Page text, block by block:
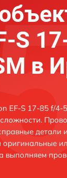
S
в
EF-S 17-85 f/4-
детали
оригинальные
выполняем